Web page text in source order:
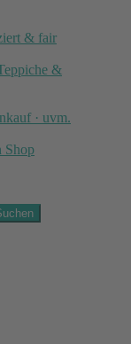
& fair
&
· uvm.
Shop